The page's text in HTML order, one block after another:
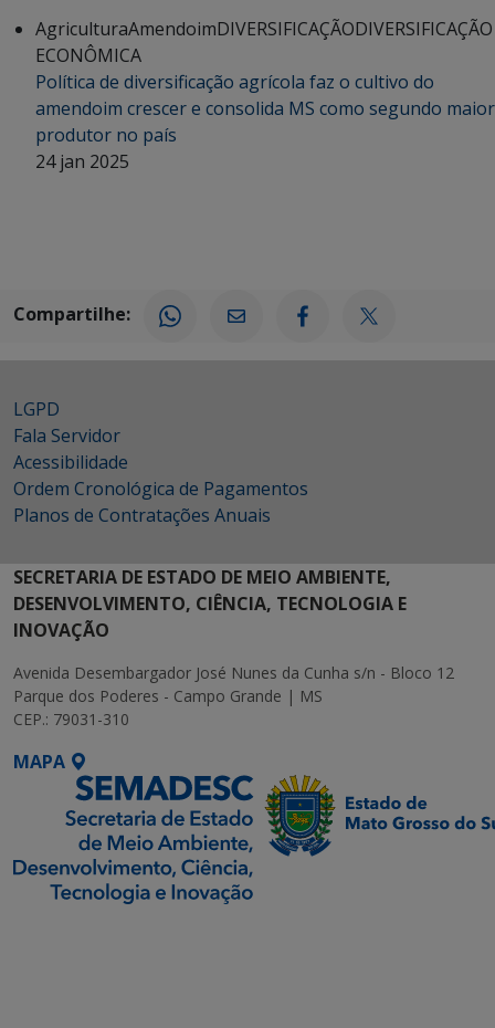
AgriculturaAmendoimDIVERSIFICAÇÃODIVERSIFICAÇÃO
ECONÔMICA
Política de diversificação agrícola faz o cultivo do
amendoim crescer e consolida MS como segundo maior
produtor no país
24 jan 2025
Compartilhe:
LGPD
Fala Servidor
Acessibilidade
Ordem Cronológica de Pagamentos
Planos de Contratações Anuais
SECRETARIA DE ESTADO DE MEIO AMBIENTE,
DESENVOLVIMENTO, CIÊNCIA, TECNOLOGIA E
INOVAÇÃO
Avenida Desembargador José Nunes da Cunha s/n - Bloco 12
Parque dos Poderes - Campo Grande | MS
CEP.: 79031-310
MAPA